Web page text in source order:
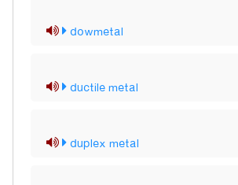
dowmetal
ductile metal
duplex metal